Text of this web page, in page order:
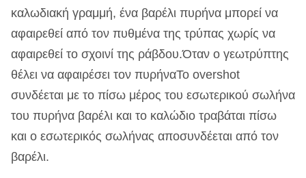
καλωδιακή γραμμή, ένα βαρέλι πυρήνα μπορεί να
αφαιρεθεί από τον πυθμένα της τρύπας χωρίς να
αφαιρεθεί το σχοινί της ράβδου.Όταν ο γεωτρύπτης
θέλει να αφαιρέσει τον πυρήναΤο overshot
συνδέεται με το πίσω μέρος του εσωτερικού σωλήνα
του πυρήνα βαρέλι και το καλώδιο τραβάται πίσω
και ο εσωτερικός σωλήνας αποσυνδέεται από τον
βαρέλι.